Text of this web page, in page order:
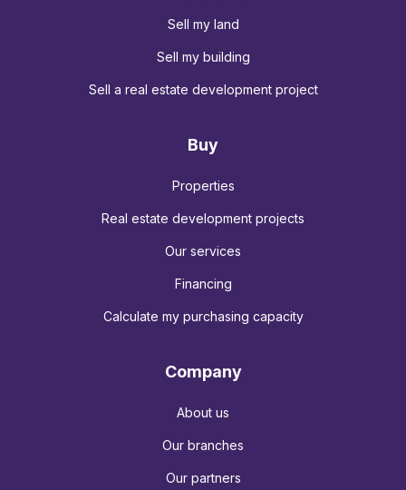
Sell my land
Sell my building
Sell a real estate development project
Buy
Properties
Real estate development projects
Our services
Financing
Calculate my purchasing capacity
Company
About us
Our branches
Our partners